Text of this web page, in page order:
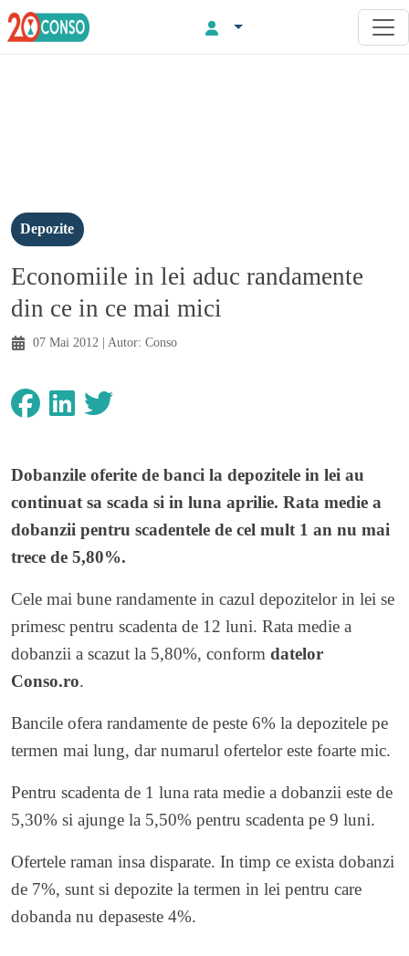
Depozite
Economiile in lei aduc randamente
din ce in ce mai mici
07 Mai 2012 | Autor: Conso
Dobanzile oferite de banci la depozitele in lei au
continuat sa scada si in luna aprilie. Rata medie a
dobanzii pentru scadentele de cel mult 1 an nu mai
trece de 5,80%.
Cele mai bune randamente in cazul depozitelor in lei se
primesc pentru scadenta de 12 luni. Rata medie a
dobanzii a scazut la 5,80%, conform datelor
Conso.ro.
Bancile ofera randamente de peste 6% la depozitele pe
termen mai lung, dar numarul ofertelor este foarte mic.
Pentru scadenta de 1 luna rata medie a dobanzii este de
5,30% si ajunge la 5,50% pentru scadenta pe 9 luni.
Ofertele raman insa disparate. In timp ce exista dobanzi
de 7%, sunt si depozite la termen in lei pentru care
dobanda nu depaseste 4%.